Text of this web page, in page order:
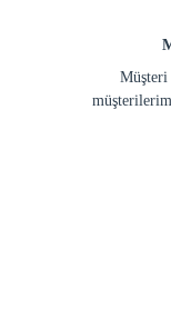
Müşteri